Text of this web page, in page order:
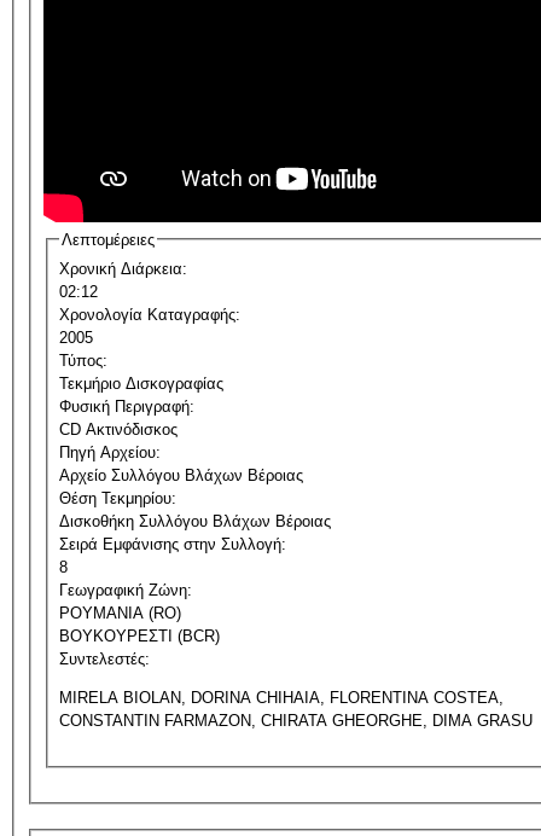
Λεπτομέρειες
Χρονική Διάρκεια:
02:12
Χρονολογία Καταγραφής:
2005
Τύπος:
Τεκμήριο Δισκογραφίας
Φυσική Περιγραφή:
CD Ακτινόδισκος
Πηγή Αρχείου:
Αρχείο Συλλόγου Βλάχων Βέροιας
Θέση Τεκμηρίου:
Δισκοθήκη Συλλόγου Βλάχων Βέροιας
Σειρά Εμφάνισης στην Συλλογή:
8
Γεωγραφική Ζώνη:
ΡΟΥΜΑΝΙΑ (RO)
ΒΟΥΚΟΥΡΕΣΤΙ (BCR)
Συντελεστές:
MIRELA BIOLAN, DORINA CHIHAIA, FLORENTINA COSTEA,
CONSTANTIN FARMAZON, CHIRATA GHEORGHE, DIMA GRASU